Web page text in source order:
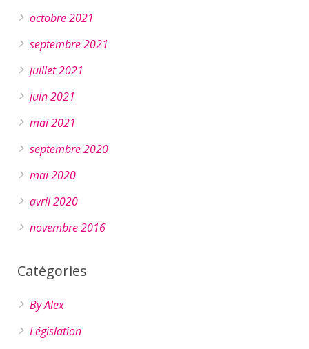
octobre 2021
septembre 2021
juillet 2021
juin 2021
mai 2021
septembre 2020
mai 2020
avril 2020
novembre 2016
Catégories
By Alex
Législation